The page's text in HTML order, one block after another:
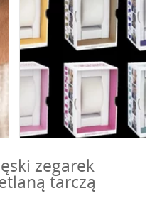
zegarek
tarczą